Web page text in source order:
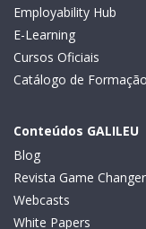
Employability Hub
E-Learning
Cursos Oficiais
Catálogo de Formação
Conteúdos GALILEU
Blog
Revista Game Changer
Webcasts
White Papers